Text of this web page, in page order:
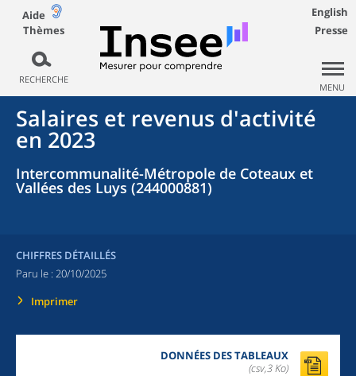
Aide
Thèmes
RECHERCHE
English
Presse
MENU
Salaires et revenus d'activité
en 2023
Intercommunalité-Métropole de Coteaux et
Vallées des Luys (244000881)
CHIFFRES DÉTAILLÉS
Paru le : 20/10/2025
Imprimer
DONNÉES DES TABLEAUX
(csv,3 Ko)